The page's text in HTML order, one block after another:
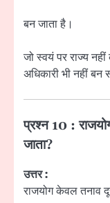
बन जाता है।
जो स्वयं पर राज्य
अधिकारी भी नहीं बन
प्रश्न 10 :
जाता?
उत्तर :
राजयोग केवल तनाव